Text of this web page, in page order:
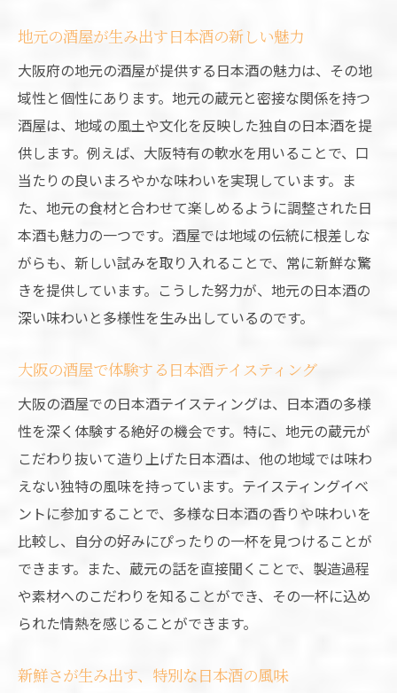
地元の酒屋が生み出す日本酒の新しい魅力
大阪府の地元の酒屋が提供する日本酒の魅力は、その地
域性と個性にあります。地元の蔵元と密接な関係を持つ
酒屋は、地域の風土や文化を反映した独自の日本酒を提
供します。例えば、大阪特有の軟水を用いることで、口
当たりの良いまろやかな味わいを実現しています。ま
た、地元の食材と合わせて楽しめるように調整された日
本酒も魅力の一つです。酒屋では地域の伝統に根差しな
がらも、新しい試みを取り入れることで、常に新鮮な驚
きを提供しています。こうした努力が、地元の日本酒の
深い味わいと多様性を生み出しているのです。
大阪の酒屋で体験する日本酒テイスティング
大阪の酒屋での日本酒テイスティングは、日本酒の多様
性を深く体験する絶好の機会です。特に、地元の蔵元が
こだわり抜いて造り上げた日本酒は、他の地域では味わ
えない独特の風味を持っています。テイスティングイベ
ントに参加することで、多様な日本酒の香りや味わいを
比較し、自分の好みにぴったりの一杯を見つけることが
できます。また、蔵元の話を直接聞くことで、製造過程
や素材へのこだわりを知ることができ、その一杯に込め
られた情熱を感じることができます。
新鮮さが生み出す、特別な日本酒の風味